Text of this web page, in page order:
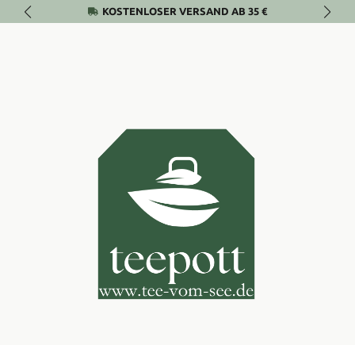
Zum Hauptinhalt springenKOSTENLOSER VERSAND AB 35 €